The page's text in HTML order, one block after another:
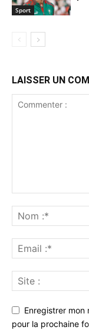
Sport
LAISSER UN
Enregistrer
pour la prochaine